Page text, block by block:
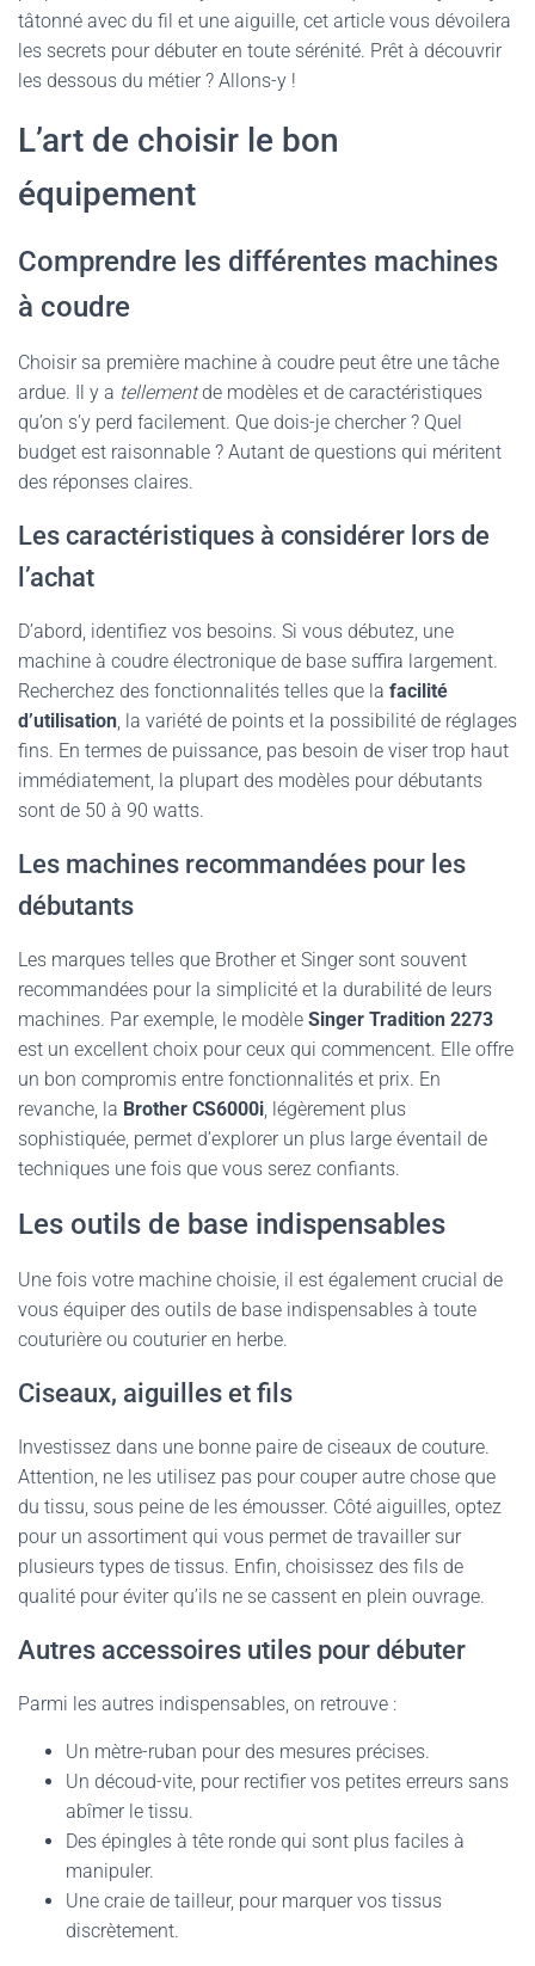
tâtonné avec du fil et une aiguille, cet article vous dévoilera
les secrets pour débuter en toute sérénité. Prêt à découvrir
les dessous du métier ? Allons-y !
L’art de choisir le bon
équipement
Comprendre les différentes machines
à coudre
Choisir sa première machine à coudre peut être une tâche
ardue. Il y a tellementde modèles et de caractéristiques
qu’on s’y perd facilement. Que dois-je chercher ? Quel
budget est raisonnable ? Autant de questions qui méritent
des réponses claires.
Les caractéristiques à considérer lors de
l’achat
D’abord, identifiez vos besoins. Si vous débutez, une
machine à coudre électronique de base suffira largement.
Recherchez des fonctionnalités telles que la facilité
d’utilisation, la variété de points et la possibilité de réglages
fins. En termes de puissance, pas besoin de viser trop haut
immédiatement, la plupart des modèles pour débutants
sont de 50 à 90 watts.
Les machines recommandées pour les
débutants
Les marques telles que Brother et Singer sont souvent
recommandées pour la simplicité et la durabilité de leurs
machines. Par exemple, le modèle Singer Tradition 2273
est un excellent choix pour ceux qui commencent. Elle offre
un bon compromis entre fonctionnalités et prix. En
revanche, la Brother CS6000i, légèrement plus
sophistiquée, permet d’explorer un plus large éventail de
techniques une fois que vous serez confiants.
Les outils de base indispensables
Une fois votre machine choisie, il est également crucial de
vous équiper des outils de base indispensables à toute
couturière ou couturier en herbe.
Ciseaux, aiguilles et fils
Investissez dans une bonne paire de ciseaux de couture.
Attention, ne les utilisez pas pour couper autre chose que
du tissu, sous peine de les émousser. Côté aiguilles, optez
pour un assortiment qui vous permet de travailler sur
plusieurs types de tissus. Enfin, choisissez des fils de
qualité pour éviter qu’ils ne se cassent en plein ouvrage.
Autres accessoires utiles pour débuter
Parmi les autres indispensables, on retrouve :
Un mètre-ruban pour des mesures précises.
Un découd-vite, pour rectifier vos petites erreurs sans
abîmer le tissu.
Des épingles à tête ronde qui sont plus faciles à
manipuler.
Une craie de tailleur, pour marquer vos tissus
discrètement.